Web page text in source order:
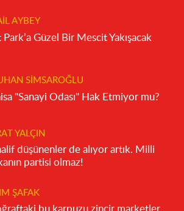
AYBEY
Park’a Güzel Bir Mescit Yakışacak
SIMSAROĞLU
"Sanayi Odası" Hak Etmiyor mu?
YALÇIN
düşünenler de alıyor artık. Milli
partisi olmaz!
ŞAFAK